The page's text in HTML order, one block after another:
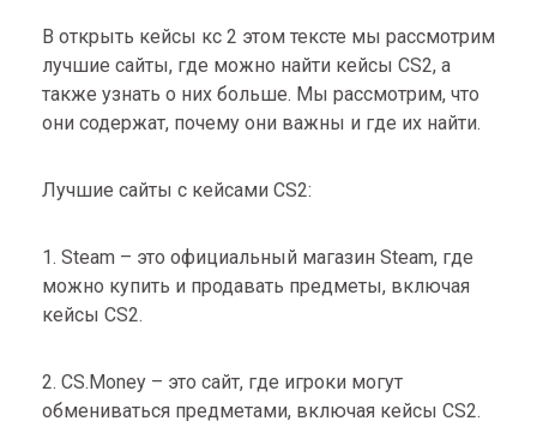
В открыть кейсы кс 2 этом тексте мы рассмотрим
лучшие сайты, где можно найти кейсы CS2, а
также узнать о них больше. Мы рассмотрим, что
они содержат, почему они важны и где их найти.
Лучшие сайты с кейсами CS2:
1. Steam – это официальный магазин Steam, где
можно купить и продавать предметы, включая
кейсы CS2.
2. CS.Money – это сайт, где игроки могут
обмениваться предметами, включая кейсы CS2.